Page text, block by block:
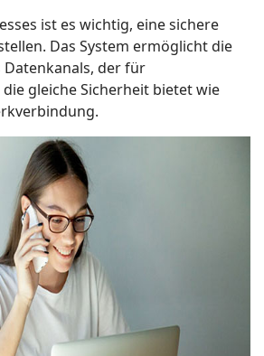
ist es wichtig, eine sichere
Das System ermöglicht die
der für
gleiche Sicherheit bietet wie